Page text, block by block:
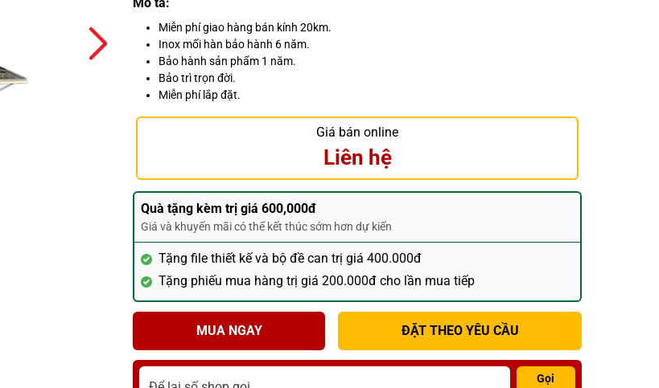
Miễn phí giao hàng bán kính 20km.
Inox mối hàn bảo hành 6 năm.
Bảo hành sản phẩm 1 năm.
Bảo trì trọn đời.
Miễn phí lắp đặt.
Giá bán online
Liên hệ
Quà tặng kèm trị giá 600,000đ
Giá và khuyến mãi có thể kết thúc sớm hơn dự kiến
Tặng file thiết kế và bộ đề can trị giá 400.000đ
Tặng phiếu mua hàng trị giá 200.000đ cho lần mua tiếp
MUA NGAY ĐẶT THEO YÊU CẦU
Gọi